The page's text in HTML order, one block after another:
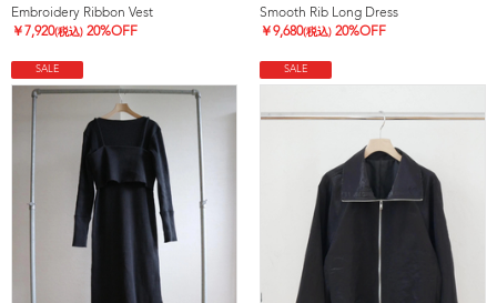
Embroidery Ribbon Vest
￥ 7,920(税込) 20%OFF
Smooth Rib Long Dress
￥9,680(税込) 20%OFF
SALE SALE